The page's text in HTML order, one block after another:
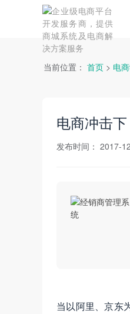
当前位置： 首页 > 电
电商冲击下
发布时间： 2017-
当以阿里、京东